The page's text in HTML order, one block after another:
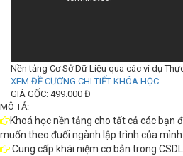
Nền tảng Cơ Sở Dữ Liệu qua các ví dụ
XEM ĐỀ CƯƠNG CHI TIẾT KHÓA HỌC
GIÁ GỐC: 499.000 Đ
MÔ TẢ:
Khoá học nền tảng cho tất cả các bạn
muốn theo đuổi ngành lập trình của mình.
Cung cấp khái niệm cơ bản trong